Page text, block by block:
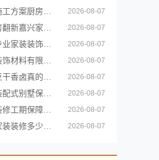
2026-08-07
2026-08-07
2026-08-07
2026-08-07
2026-08-07
2026-08-07
2026-08-07
2026-08-07